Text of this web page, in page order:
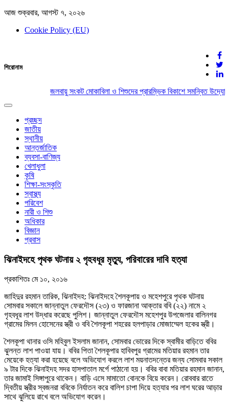
আজ শুক্রবার, আগস্ট ৭, ২০২৬
Cookie Policy (EU)
দেশের খবর
যুক্ত থাকুন দেশের সঙ্গে
শিরোনাম
জলবায়ু সংকট মোকাবিলা ও শিশুদের প্রারম্ভিক বিকাশে সমন্বিত
Toggle
navigation
প্রচ্ছদ
জাতীয়
স্থানীয়
আন্তর্জাতিক
ব্যবসা-বাণিজ্য
খেলাধুলা
কৃষি
শিক্ষা-সংস্কৃতি
স্বাস্থ্য
পরিবেশ
নারী ও শিশু
অধিকার
বিজ্ঞান
প্রবাস
ঝিনাইদহে পৃথক ঘটনায় ২ গৃহবধূর মৃত্যু, পরিবারের দাবি হত্যা
প্রকাশিতঃ মে ১০, ২০১৬
জাহিদুর রহমান তারিক, ঝিনাইদহ: ঝিনাইদহে শৈলকূপায় ও মহেশপুরে পৃথক ঘটনায়
সোমবার সকালে জান্নাতুল ফেরদৌস (২৩) ও ফারজানা আক্তার ববি (২২) নামে ২
গৃহবধূর লাশ উদ্ধার করেছে পুলিশ। জান্নাতুল ফেরদৌস মহেশপুর উপজেলার বালিনগর
গ্রামের মিলন হোসেনের স্ত্রী ও ববি শৈলকূপা শহরের হলপাড়ার মোজাম্মেল হকের স্ত্রী।
শৈলকূপা থানার ওসি মহিবুল ইসলাম জানান, সোমবার ভোরের দিকে স্বামীর বাড়িতে ববির
ঝুলন্ত লাশ পাওয়া যায়। ববির পিতা শৈলকূপার হাবিবপুর গ্রামের মতিয়ার রহমান তার
মেয়েকে হত্যা করা হয়েছে বলে অভিযোগ করলে লাশ ময়নাতদন্তের জন্য সোমবার সকাল
৯ টার দিকে ঝিনাইদহ সদর হাসপাতাল মর্গে পাঠানো হয়। ববির বাবা মতিয়ার রহমান জানান,
তার জামাই সিঙ্গাপুরে থাকেন। বাড়ি এসে মামাতো বোনকে বিয়ে করেন। রোববার রাতে
দ্বিতীয় স্ত্রীর স্বজনরা ববিকে নির্যাতন করে বালিশ চাপা দিয়ে হত্যার পর লাশ ঘরের আড়ার
সাথে ঝুলিয়ে রাখে বলে অভিযোগ করেন।